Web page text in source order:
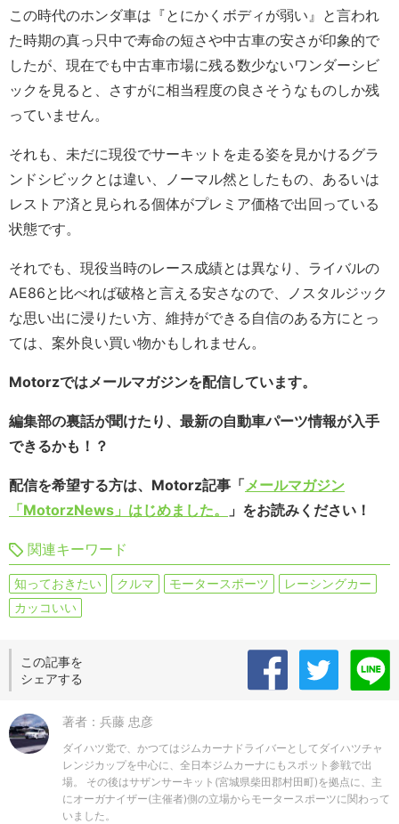
この時代のホンダ車は『とにかくボディが弱い』と言われ
た時期の真っ只中で寿命の短さや中古車の安さが印象的で
したが、現在でも中古車市場に残る数少ないワンダーシビ
ックを見ると、さすがに相当程度の良さそうなものしか残
っていません。
それも、未だに現役でサーキットを走る姿を見かけるグラ
ンドシビックとは違い、ノーマル然としたもの、あるいは
レストア済と見られる個体がプレミア価格で出回っている
状態です。
それでも、現役当時のレース成績とは異なり、ライバルの
AE86と比べれば破格と言える安さなので、ノスタルジック
な思い出に浸りたい方、維持ができる自信のある方にとっ
ては、案外良い買い物かもしれません。
Motorzではメールマガジンを配信しています。
編集部の裏話が聞けたり、最新の自動車パーツ情報が入手
できるかも！？
配信を希望する方は、Motorz記事「メールマガジン
「MotorzNews」はじめました。
」をお読みください！
関連キーワード
知っておきたい クルマ モータースポーツ
レーシングカー
カッコいい
この記事を
シェアする
著者：兵藤 忠彦
ダイハツ党で、かつてはジムカーナドライバーとしてダイハツチャ
レンジカップを中心に、全日本ジムカーナにもスポット参戦で出
場。 その後はサザンサーキット(宮城県柴田郡村田町)を拠点に、主
にオーガナイザー(主催者)側の立場からモータースポーツに関わって
いました。